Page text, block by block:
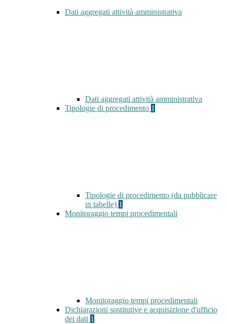
Dati aggregati attività amministrativa
Dati aggregati attività amministrativa
Tipologie di procedimento 1
Tipologie di procedimento (da pubblicare
in tabelle) 1
Monitoraggio tempi procedimentali
Monitoraggio tempi procedimentali
Dichiarazioni sostitutive e acquisizione d'ufficio
dei dati 1